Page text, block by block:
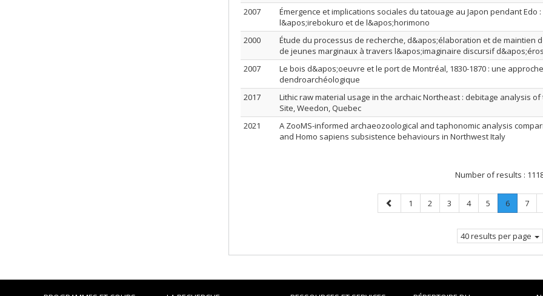
2007
Émergence et implications sociales du tatouage au Japon pendant Edo
l&apos;irebokuro et de l&apos;horimono
2000
Étude du processus de recherche, d&apos;élaboration et de maintien
de jeunes marginaux à travers l&apos;imaginaire discursif
2007
Le bois d&apos;oeuvre et le port de Montréal, 1830-1870 : une approche
dendroarchéologique
2017
Lithic raw material usage in the archaic Northeast : debitage analysis
Site, Weedon, Quebec
2021
A ZooMS-informed archaeozoological and taphonomic analysis
and Homo sapiens subsistence behaviours in Northwest Italy
Number of results :
Previous
page
Page
1 Page
2 Page
3 Page
4 Page
5 Page
6.
Current
Page
7
40 results per page